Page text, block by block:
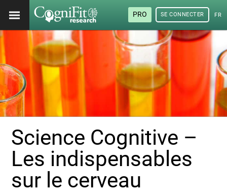
PRO SE CONNECTER
Science Cognitive –
Les indispensables
sur le cerveau